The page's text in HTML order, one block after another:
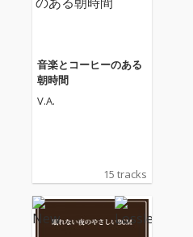
音楽とコーヒーのある
朝時間
V.A.
15 tracks